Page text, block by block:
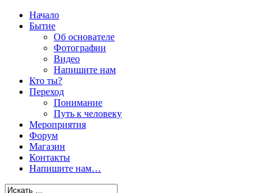
Начало
Бытие
Об основателе
Фотографии
Видео
Напишите нам
Кто ты?
Переход
Понимание
Путь к человеку
Мероприятия
Форум
Магазин
Контакты
Напишите нам…